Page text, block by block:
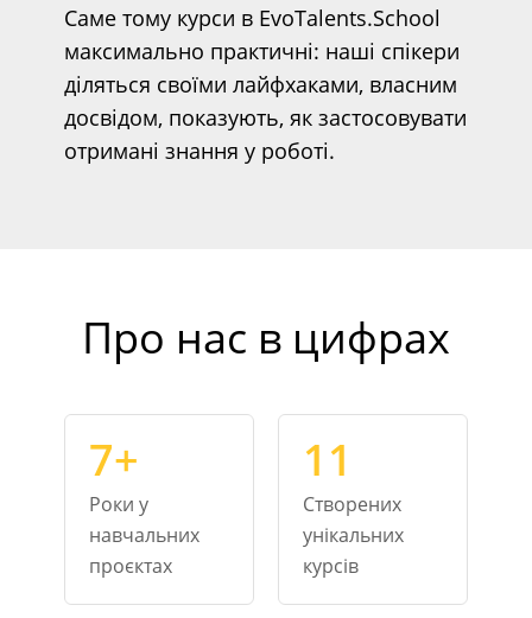
Саме тому курси в EvoTalents.School
максимально практичні: наші спікери
діляться своїми лайфхаками, власним
досвідом, показують, як застосовувати
отримані знання у роботі.
Про нас в цифрах
7+
Роки у
навчальних
проєктах
11
Створених
унікальних
курсів